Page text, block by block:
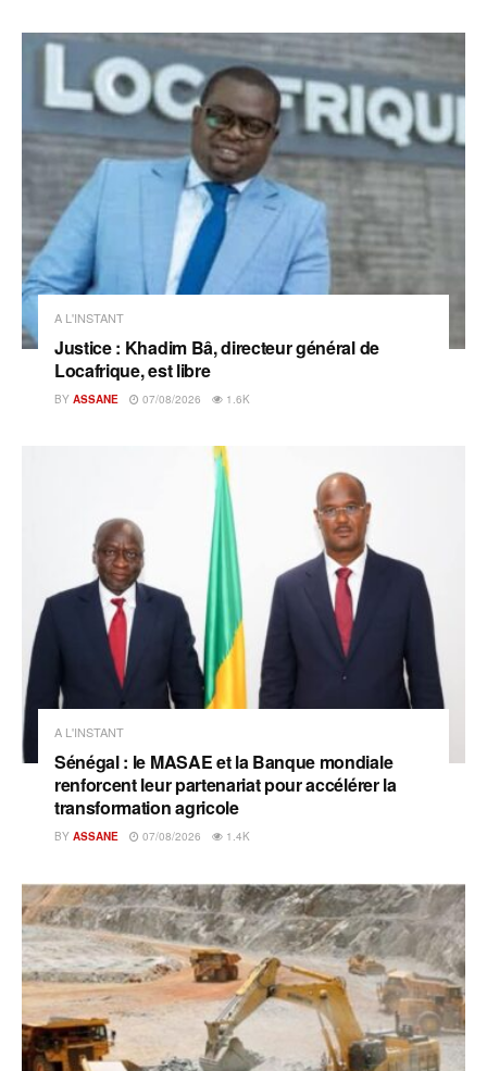
A L'INSTANT
Justice : Khadim Bâ, directeur général de
Locafrique, est libre
BY ASSANE 07/08/2026 1.6K
A L'INSTANT
Sénégal : le MASAE et la Banque mondiale
renforcent leur partenariat pour accélérer la
transformation agricole
BY ASSANE 07/08/2026 1.4K